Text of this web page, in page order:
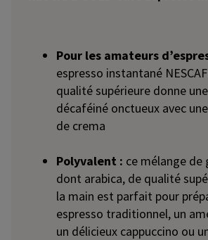
Pour les amateurs
espresso instantané
qualité supérieure donne
décaféiné onctueux avec
de crema
Polyvalent : ce mélange de
dont arabica, de qualité
la main est parfait pour
espresso traditionnel, un
un délicieux cappuccino ou